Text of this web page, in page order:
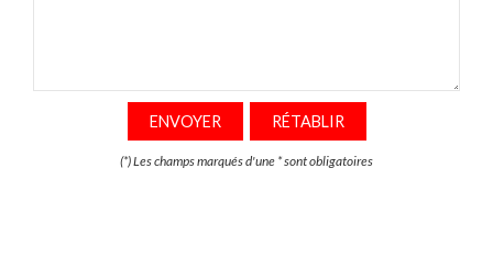
ENVOYER RÉTABLIR
(*) Les champs marqués d'une *sont obligatoires